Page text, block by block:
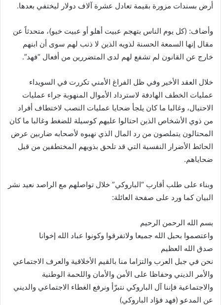
أرض بسندات مزورة بقيمة تعادل عشرة آلاف دولار ليختفي بعدها.
وأضاف: (كل يوم الناس بتهجم عبيت أهلو أو عبيت خيو)، متحدثاً عن
مقال إنها السمعة الحسنة لذويه الذين لا ذنب لهم سوى أن ابنهم
خارج عن القانون لم تشفع لهم لدى المتضررين من أفعال “فهد”.
خلال العقد الأخير وفي ظل الفراغ الأمني تكررت في السويداء
عمليات الخطف الهادفة لاسترداد الأموال المنهوبة جراء عمليات
الاحتيال، وغالبا ما كان يلجأ ضحايا عمليات النصب لاختطاف أفراد
من ذوي الأشخاص الذين احتالوا عليهم كوسيلة للضغط وغالبا ما كان
المحتالون يتملصون من رد المال الذي نهبوه لأصحابه ضاربين عرض
الحائط الأضرار النفسية التي قد تلحق بذويهم المختطفين من قبل
ضحاياهم.
وبناء على طلب أقارب “الباروكي” خلال تواصلهم مع الراصد نعيد نشر
البيان كما ورد على صفحة العائلة:
بسم الله الرحمن الرحيم
واعتصموا بحبل الله جميعا ولاتفرقوا وكونوا عباد الله إخوانا
صدق الله العظيم
نحن في جبل العرب والتزاما منا بالقيم الأخلاقية والعرف الاجتماعي
والأمر الديني وحفاظا على الأمن والأمان واللحمة الوطنية
والاجتماعية فإننا آل الباروكي نتبرّأ ونرفع الغطاء الاجتماعي والديني
عن المدعو (فهد فؤاد الباروكي)